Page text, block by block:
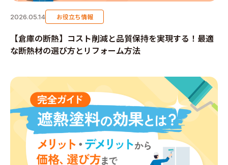
2026.05.14 お役立ち情報
【倉庫の断熱】コスト削減と品質保持を実現する！最適
な断熱材の選び方とリフォーム方法